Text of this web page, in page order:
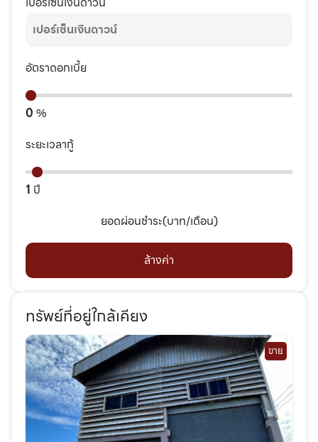
อัตราดอกเบี้ย
0 %
ระยะเวลากู้
1 ปี
ยอดผ่อนชำระ(บาท/เดือน)
ล้างค่า
ทรัพย์ที่อยู่ใกล้เคียง
ขาย